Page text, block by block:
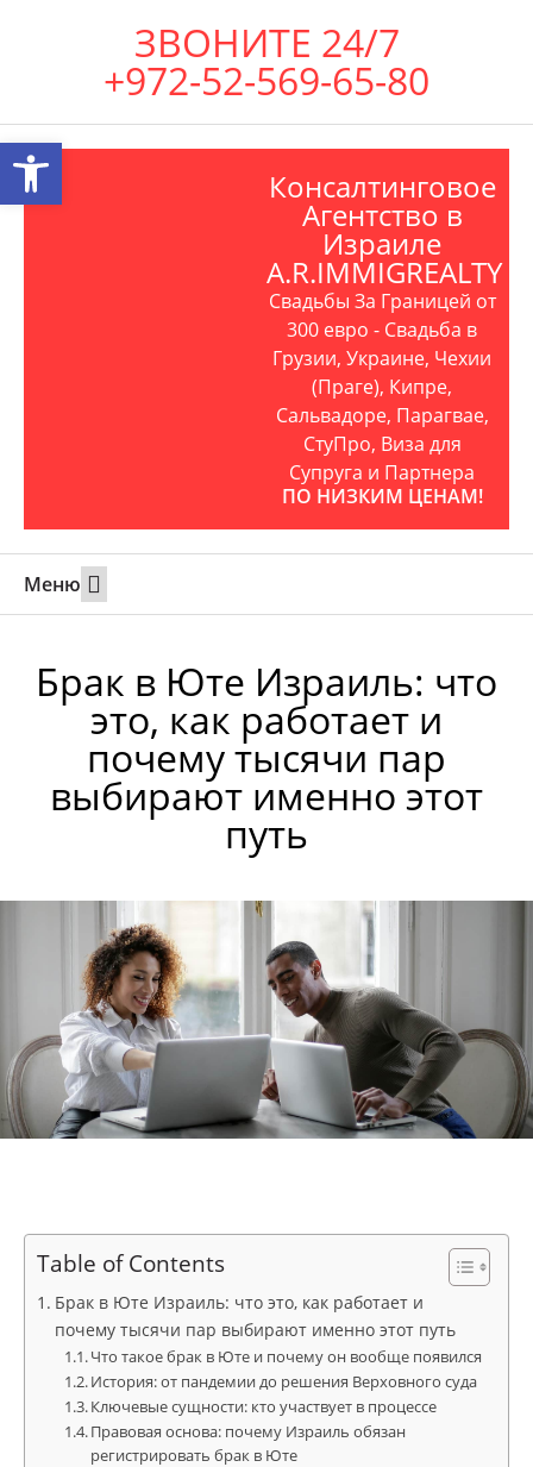
ЗВОНИТЕ 24/7
+972-52-569-65-80
Консалтинговое
Агентство в
Израиле
A.R.IMMIGREALTY
Свадьбы За Границей от
300 евро - Свадьба в
Грузии, Украине, Чехии
(Праге), Кипре,
Сальвадоре, Парагвае,
СтуПро, Виза для
Супруга и Партнера
ПО НИЗКИМ ЦЕНАМ!
Меню
Брак в Юте Израиль: что
это, как работает и
почему тысячи пар
выбирают именно этот
путь
Table of Contents
Брак в Юте Израиль: что это, как работает и
почему тысячи пар выбирают именно этот путь
Что такое брак в Юте и почему он вообще появился
История: от пандемии до решения Верховного суда
Ключевые сущности: кто участвует в процессе
Правовая основа: почему Израиль обязан
регистрировать брак в Юте
Открыть панель инструментов